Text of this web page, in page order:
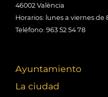
46002 València
Horarios: lunes a viernes de
Teléfono: 963 52 54 78
Ayuntamiento
La ciudad